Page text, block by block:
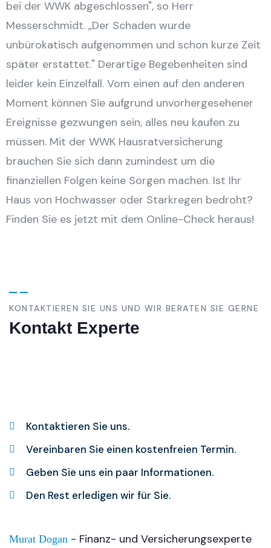
bei der WWK abgeschlossen", so Herr
Messerschmidt. „Der Schaden wurde
unbürokatisch aufgenommen und schon kurze Zeit
später erstattet." Derartige Begebenheiten sind
leider kein Einzelfall. Vom einen auf den anderen
Moment können Sie aufgrund unvorhergesehener
Ereignisse gezwungen sein, alles neu kaufen zu
müssen. Mit der WWK Hausratversicherung
brauchen Sie sich dann zumindest um die
finanziellen Folgen keine Sorgen machen. Ist Ihr
Haus von Hochwasser oder Starkregen bedroht?
Finden Sie es jetzt mit dem Online-Check heraus!
KONTAKTIEREN SIE UNS UND WIR BERATEN SIE GERNE
Kontakt Experte
Kontaktieren Sie uns.
Vereinbaren Sie einen kostenfreien Termin.
Geben Sie uns ein paar Informationen.
Den Rest erledigen wir für Sie.
Murat Dogan - Finanz- und Versicherungsexperte